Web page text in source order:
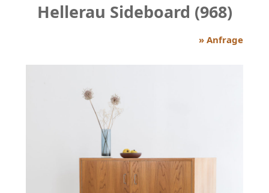
Hellerau Sideboard (968)
» Anfrage